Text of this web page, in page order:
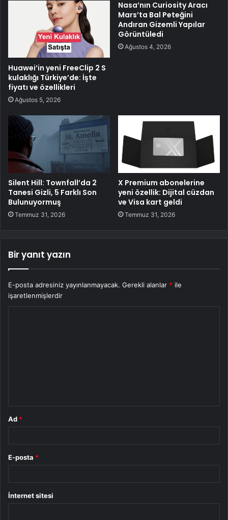
Huawei’in yeni FreeClip 2 S
kulaklığı Türkiye’de: İşte
fiyatı ve özellikleri
Ağustos 5, 2026
Nasa’nın Curiosity Aracı
Mars’ta Bal Peteğini
Andıran Gizemli Yapılar
Görüntüledi
Ağustos 4, 2026
Silent Hill: Townfall’da 2
Tanesi Gizli, 5 Farklı Son
Bulunuyormuş
Temmuz 31, 2026
X Premium abonelerine
yeni özellik: Dijital cüzdan
ve Visa kart geldi
Temmuz 31, 2026
Bir yanıt yazın
E-posta adresiniz yayınlanmayacak. Gerekli alanlar * ile
işaretlenmişlerdir
Ad *
E-posta *
İnternet sitesi